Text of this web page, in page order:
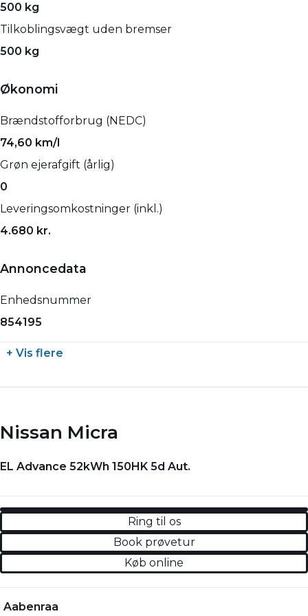
500 kg
Tilkoblingsvægt uden bremser
500 kg
Økonomi
Brændstofforbrug (NEDC)
74,60 km/l
Grøn ejerafgift (årlig)
0
Leveringsomkostninger (inkl.)
4.680 kr.
Annoncedata
Enhedsnummer
854195
+ Vis flere
Nissan Micra
EL Advance 52kWh 150HK 5d Aut.
Ring til os
Book prøvetur
Køb online
Aabenraa